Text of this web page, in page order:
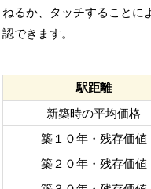
ねるか、タッチすることに
認できます。
駅距離
新築時の平均価格
築１０年・残存価値
築２０年・残存価値